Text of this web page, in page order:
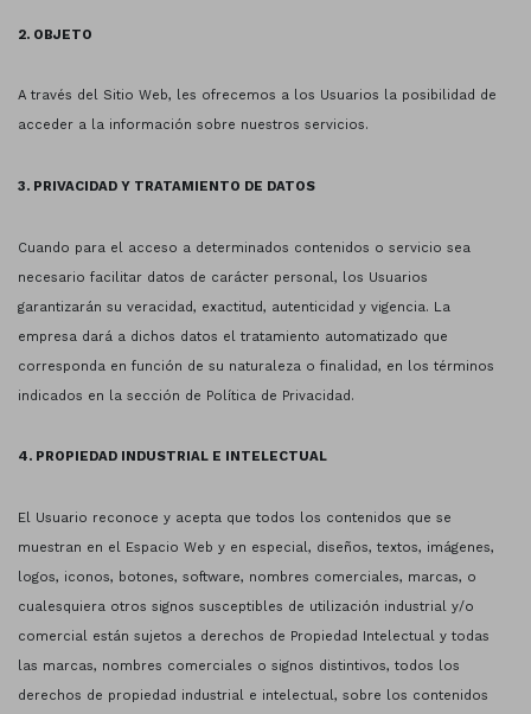
2. OBJETO
A través del Sitio Web, les ofrecemos a los Usuarios la posibilidad de
acceder a la información sobre nuestros servicios.
3. PRIVACIDAD Y TRATAMIENTO DE DATOS
Cuando para el acceso a determinados contenidos o servicio sea
necesario facilitar datos de carácter personal, los Usuarios
garantizarán su veracidad, exactitud, autenticidad y vigencia. La
empresa dará a dichos datos el tratamiento automatizado que
corresponda en función de su naturaleza o finalidad, en los términos
indicados en la sección de Política de Privacidad.
4. PROPIEDAD INDUSTRIAL E INTELECTUAL
El Usuario reconoce y acepta que todos los contenidos que se
muestran en el Espacio Web y en especial, diseños, textos, imágenes,
logos, iconos, botones, software, nombres comerciales, marcas, o
cualesquiera otros signos susceptibles de utilización industrial y/o
comercial están sujetos a derechos de Propiedad Intelectual y todas
las marcas, nombres comerciales o signos distintivos, todos los
derechos de propiedad industrial e intelectual, sobre los contenidos